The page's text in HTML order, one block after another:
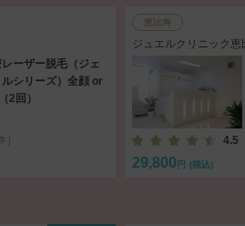
レーザー脱毛（ジェ
ルシリーズ）全顔 or
2回）
）
恵比寿
ジュエルクリニック恵
4.5
29,800 円 (税込)